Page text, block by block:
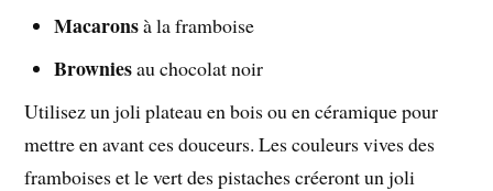
Macaronsà la framboise
Browniesau chocolat noir
Utilisez un joli plateau en bois ou en céramique pour
mettre en avant ces douceurs. Les couleurs vives des
framboises et le vert des pistaches créeront un joli